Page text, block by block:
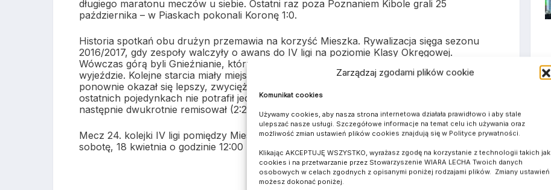
Zarządzaj zgodami plików cookie
Komunikat cookies
Używamy cookies, aby nasza strona internetowa działała prawidłowo i aby stale
ulepszać nasze usługi. Szczegółowe informacje na temat celu ich używania oraz
możliwość zmian ustawień plików cookies znajdują się w Polityce prywatności.
Klikając AKCEPTUJĘ WSZYSTKO, wyrażasz zgodę na korzystanie z technologii takich jak
cookies i na przetwarzanie przez Stowarzyszenie WIARA LECHA Twoich danych
osobowych w celach zgodnych z opisanymi poniżej rodzajami plików. Zmiany ustawień
możesz dokonać poniżej.
długiego maratonu meczów u siebie. Ostatni raz poza Poznaniem Kibole grali 25
października – w Piaskach pokonali Koronę 1:0.
Historia spotkań obu drużyn przemawia na korzyść Mieszka. Rywalizacja sięga sezonu
2016/2017, gdy zespoły walczyły o awans do IV ligi na poziomie Klasy Okręgowej.
Wówczas górą byli Gnieźnianie, którzy wygrali oba mecze – 5:0 u siebie i 2:0 na
wyjeździe. Kolejne starcia miały miejsce już w IV lidze. W sezonie 2023/2024 Mieszko
ponownie okazał się lepszy, zwyciężając 6:2 w Poznaniu i 4:2 w Gnieźnie. W trzech
ostatnich pojedynkach nie potrafił jednak pokonać Wiary Lecha – przegrał 0:1, a
następnie dwukrotnie remisował (2:2 i 1:1), tracąc bramki w końcówkach spotkań.
Mecz 24. kolejki IV ligi pomiędzy Mieszkiem Gniezno a Wiarą Lecha zostanie rozegrany w
sobotę, 18 kwietnia o godzinie 12:00 na stadionie przy ulicy Strumykowej.